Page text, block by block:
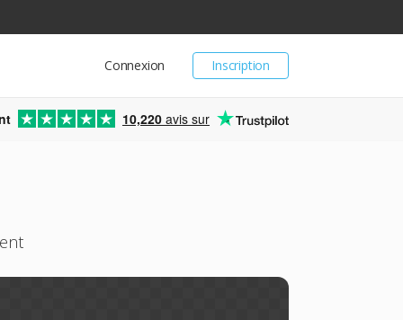
Inscription
Connexion
10,220 avis sur